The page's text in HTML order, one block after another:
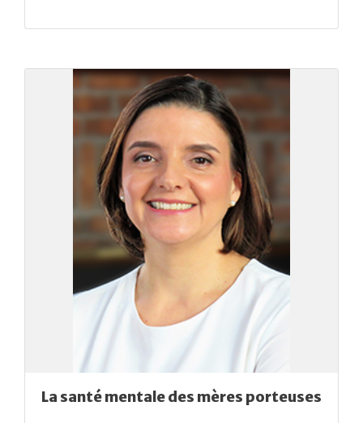
La santé mentale des mères porteuses